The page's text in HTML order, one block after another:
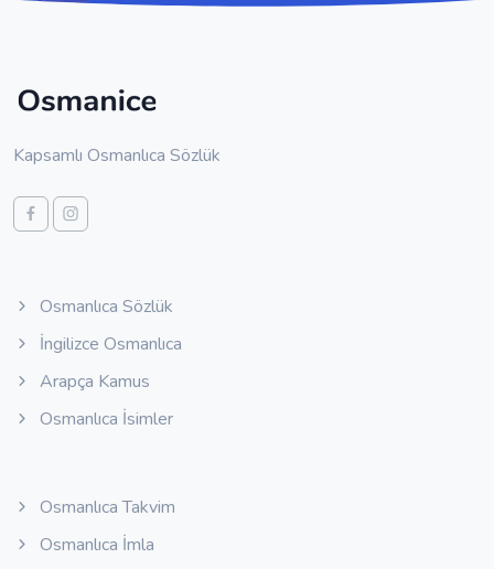
Kapsamlı Osmanlıca Sözlük
Osmanlıca Sözlük
İngilizce Osmanlıca
Arapça Kamus
Osmanlıca İsimler
Osmanlıca Takvim
Osmanlıca İmla